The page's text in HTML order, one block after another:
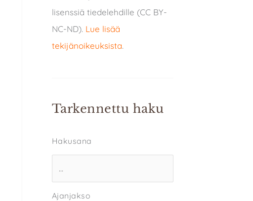
lisenssiä tiedelehdille (CC BY-
NC-ND). Lue lisää
tekijänoikeuksista.
Tarkennettu haku
Hakusana
Ajanjakso